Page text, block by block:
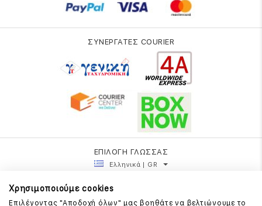
ΣΥΝΕΡΓΑΤΕΣ COURIER
ΕΠΙΛΟΓΗ ΓΛΩΣΣΑΣ
Ελληνικά | GR
Χρησιμοποιούμε cookies
Επιλέγοντας "Αποδοχή όλων" μας βοηθάτε να βελτιώνουμε το